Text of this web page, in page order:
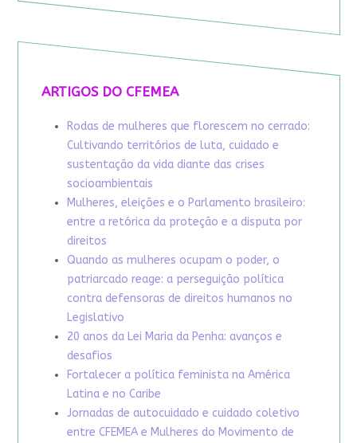
ARTIGOS DO CFEMEA
Rodas de mulheres que florescem no cerrado:
Cultivando territórios de luta, cuidado e
sustentação da vida diante das crises
socioambientais
Mulheres, eleições e o Parlamento brasileiro:
entre a retórica da proteção e a disputa por
direitos
Quando as mulheres ocupam o poder, o
patriarcado reage: a perseguição política
contra defensoras de direitos humanos no
Legislativo
20 anos da Lei Maria da Penha: avanços e
desafios
Fortalecer a política feminista na América
Latina e no Caribe
Jornadas de autocuidado e cuidado coletivo
entre CFEMEA e Mulheres do Movimento de